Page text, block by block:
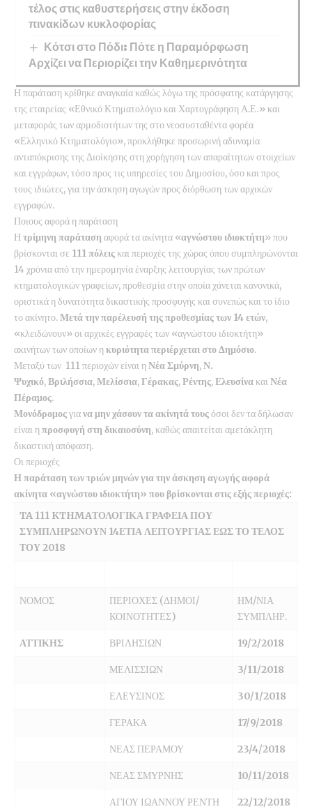
τέλος στις καθυστερήσεις στην έκδοση
πινακίδων κυκλοφορίας
Κότσι στο Πόδι: Πότε η Παραμόρφωση
Αρχίζει να Περιορίζει την Καθημερινότητα
Η παράταση κρίθηκε αναγκαία καθώς λόγω της πρόσφατης κατάργησης
της εταιρείας «Εθνικό Κτηματολόγιο και Χαρτογράφηση Α.Ε.» και
μεταφοράς των αρμοδιοτήτων της στο νεοσυσταθέντα φορέα
«Ελληνικό Κτηματολόγιο», προκλήθηκε προσωρινή αδυναμία
ανταπόκρισης της Διοίκησης στη χορήγηση των απαραίτητων στοιχείων
και εγγράφων, τόσο προς τις υπηρεσίες του Δημοσίου, όσο και προς
τους ιδιώτες, για την άσκηση αγωγών προς διόρθωση των αρχικών
εγγραφών.
Ποιους αφορά η παράταση
Η τρίμηνη παράταση αφορά τα ακίνητα «αγνώστου ιδιοκτήτη» που
βρίσκονται σε 111 πόλεις και περιοχές της χώρας όπου συμπληρώνονται
14 χρόνια από την ημερομηνία έναρξης λειτουργίας των πρώτων
κτηματολογικών γραφείων, προθεσμία στην οποία χάνεται κανονικά,
οριστικά η δυνατότητα δικαστικής προσφυγής και συνεπώς και το ίδιο
το ακίνητο.Μετά την παρέλευσή της προθεσμίας των 14 ετών,
«κλειδώνουν» οι αρχικές εγγραφές των «αγνώστου ιδιοκτήτη»
ακινήτων των οποίων η κυριότητα περιέρχεται στο Δημόσιο.
Μεταξύ των 111 περιοχών είναι η Νέα Σμύρνη,Ν.
Ψυχικό,Βριλήσσια,Μελίσσια,Γέρακας,Ρέντης,Ελευσίνα και Νέα
Πέραμος.
Μονόδρομοςγιανα μην χάσουν τα ακίνητά τουςόσοι δεν τα δήλωσαν
είναι η προσφυγή στη δικαιοσύνη, καθώς απαιτείται αμετάκλητη
δικαστική απόφαση.
Οι περιοχές
Η παράταση των τριών μηνών για την άσκηση αγωγής αφορά
ακίνητα «αγνώστου ιδιοκτήτη» που βρίσκονται στις εξής περιοχές:
TA 111 KTHMAΤΟΛΟΓΙΚΑ ΓΡΑΦΕΙΑ ΠΟΥ
ΣΥΜΠΛΗΡΩΝΟΥΝ 14ΕΤΙΑ ΛΕΙΤΟΥΡΓΙΑΣ ΕΩΣ ΤΟ ΤΕΛΟΣ
ΤΟΥ 2018
ΝΟΜΟΣ
ΠΕΡΙΟΧΕΣ (ΔΗΜΟΙ/
ΚΟΙΝΟΤΗΤΕΣ)
ΗΜ/ΝΙΑ
ΣΥΜΠΛΗΡ.
ΑΤΤΙΚΗΣ ΒΡΙΛΗΣΙΩΝ 19/2/2018
ΜΕΛΙΣΣΙΩΝ 3/11/2018
ΕΛΕΥΣΙΝΟΣ 30/1/2018
ΓΕΡΑΚΑ 17/9/2018
ΝΕΑΣ ΠΕΡΑΜΟΥ 23/4/2018
ΝΕΑΣ ΣΜΥΡΝΗΣ 10/11/2018
ΑΓΙΟΥ ΙΩΑΝΝΟΥ ΡΕΝΤΗ 22/12/2018